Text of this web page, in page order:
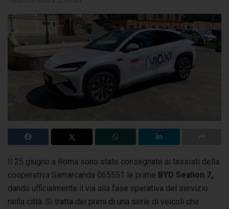
Il 25 giugno a Roma sono state consegnate ai tassisti della
cooperativa Samarcanda 065551 le prime BYD Sealion 7,
dando ufficialmente il via alla fase operativa del servizio
nella città. Si tratta dei primi di una serie di veicoli che